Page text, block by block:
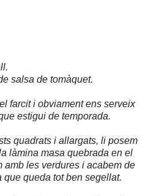
salsa de tomàquet.
farcit i obviament ens serveix
estigui de temporada.
quadrats i allargats, li posem
làmina masa quebrada en el
amb les verdures i acabem de
que queda tot ben segellat.